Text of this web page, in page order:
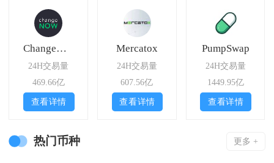
ChangeNOW
24H交易量
469.66亿
查看详情
Mercatox
24H交易量
607.56亿
查看详情
PumpSwap
24H交易量
1449.95亿
查看详情
热门币种 更多 +